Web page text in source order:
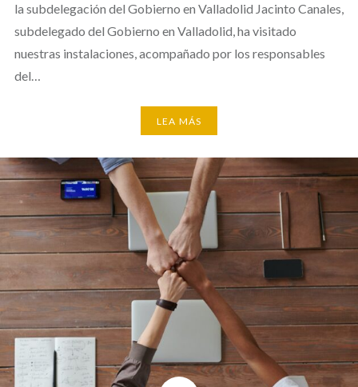
la subdelegación del Gobierno en Valladolid Jacinto Canales,
subdelegado del Gobierno en Valladolid, ha visitado
nuestras instalaciones, acompañado por los responsables
del…
LEA MÁS